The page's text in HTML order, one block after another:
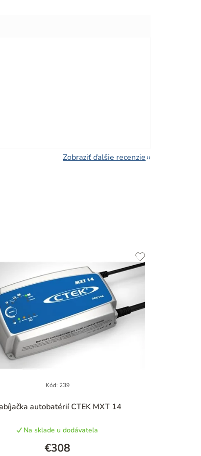
Zobraziť ďalšie recenzie
autobatérií CTEK MXT 14
Na sklade u dodávateľa
€308
Kód: 239